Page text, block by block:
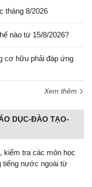
tháng 8/2026
nào từ 15/8/2026?
cơ hữu phải đáp ứng
Xem thêm
DỤC-ĐÀO TẠO-
kiểm tra các môn học
tiếng nước ngoài từ